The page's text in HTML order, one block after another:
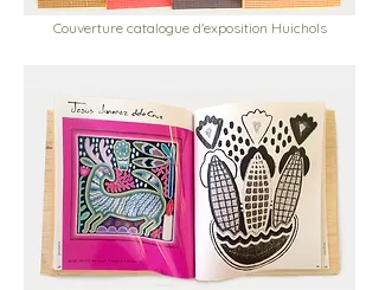
Couverture catalogue d'exposition Huichols